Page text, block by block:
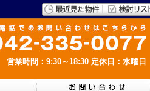
営業時間：9:30～18:30 定休日：水曜日